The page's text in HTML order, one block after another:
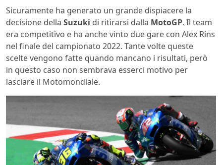
Sicuramente ha generato un grande dispiacere la
decisione della Suzuki di ritirarsi dalla MotoGP. Il team
era competitivo e ha anche vinto due gare con Alex Rins
nel finale del campionato 2022. Tante volte queste
scelte vengono fatte quando mancano i risultati, però
in questo caso non sembrava esserci motivo per
lasciare il Motomondiale.